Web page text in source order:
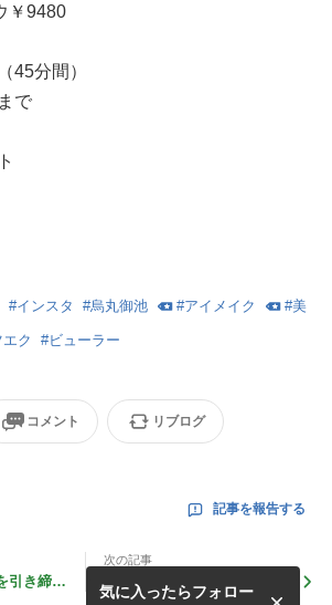
￥9480
45分間）
で
#インスタ #烏丸御池 #アイメイク #美
ク #ビューラー
コメント リブログ
記事を報告する
引き締め
次の記事
30分で心身健やかに。
気に入ったらフォロー